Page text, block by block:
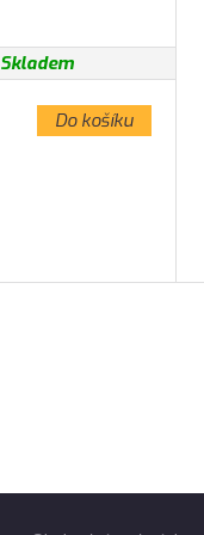
Skladem
Do košíku